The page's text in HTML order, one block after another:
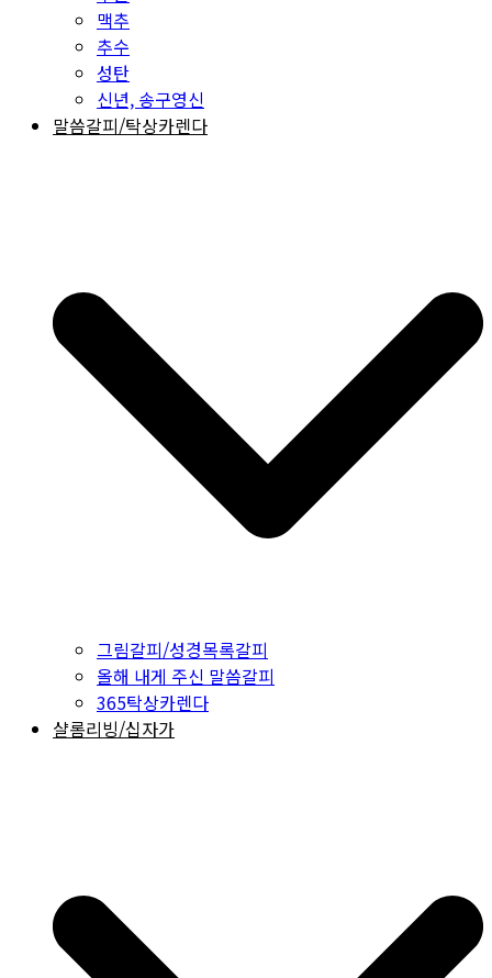
맥추
추수
성탄
신년, 송구영신
말씀갈피/탁상카렌다
그림갈피/성경목록갈피
올해 내게 주신 말씀갈피
365탁상카렌다
샬롬리빙/십자가